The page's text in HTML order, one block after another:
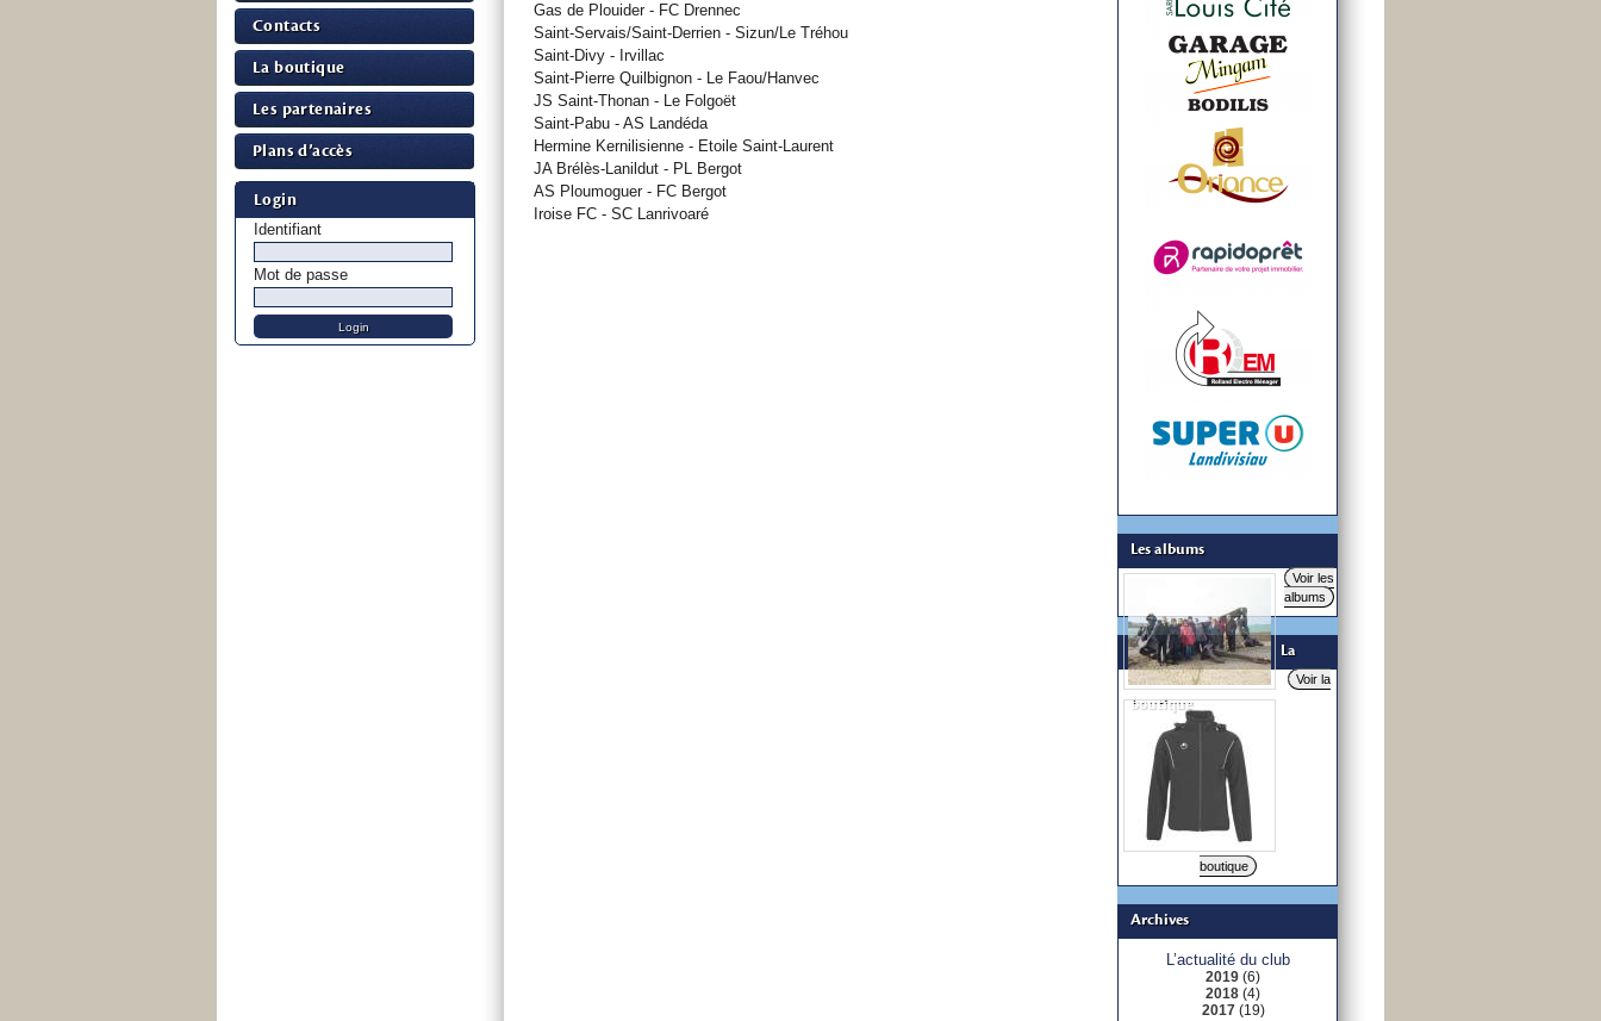
Contacts
La boutique
Les partenaires
Plans d’accès
Login
Identifiant
Mot de passe
Gas de Plouider - FC Drennec
Saint-Servais/Saint-Derrien - Sizun/Le Tréhou
Saint-Divy - Irvillac
Saint-Pierre Quilbignon - Le Faou/Hanvec
JS Saint-Thonan - Le Folgoët
Saint-Pabu - AS Landéda
Hermine Kernilisienne - Etoile Saint-Laurent
JA Brélès-Lanildut - PL Bergot
AS Ploumoguer - FC Bergot
Iroise FC - SC Lanrivoaré
Les albums
Voir les
albums
La
boutique
Voir la
boutique
Archives
L’actualité du club
2019 (6)
2018 (4)
2017(19)